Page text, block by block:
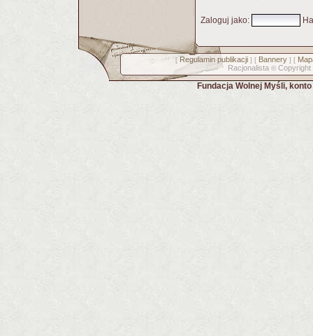
Zaloguj jako:
[ Regulamin publikacji] [ Bannery] [
Racjonalista © Copyright
Fundacja Wolnej Myśli,